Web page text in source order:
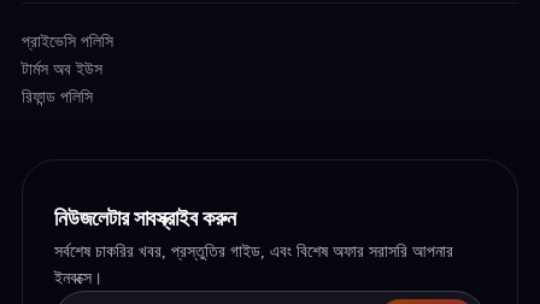
প্রাইভেসি পলিসি
টার্মস অব ইউস
রিফান্ড পলিসি
নিউজলেটার সাবস্ক্রাইব করুন
সর্বশেষ চাকরির খবর, প্রস্তুতির গাইড, এবং বিশেষ অফার সরাসরি আপনার
ইনবক্সে।